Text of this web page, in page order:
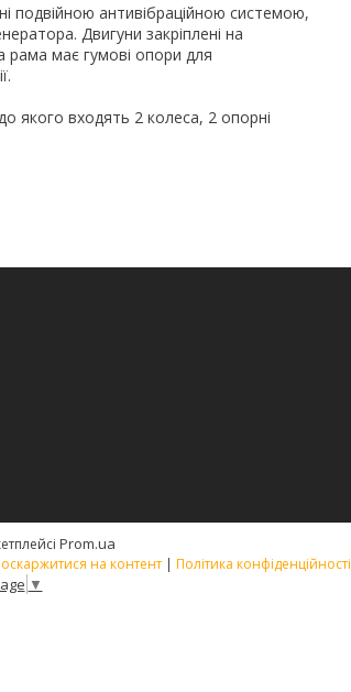
подвійною антивібраційною системою,
Двигуни закріплені на
рама має гумові опори для
якого входять 2 колеса, 2 опорні
Prom.ua
на контент | Політика конфіденційності
▼